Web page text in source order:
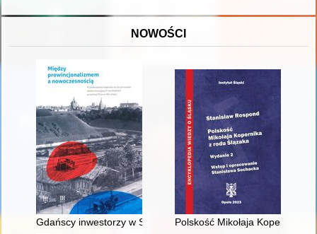
NOWOŚCI
Gdańscy inwestorzy w Sopocie : prestiż finansowy i
Polskość Mikołaja Kopernika z